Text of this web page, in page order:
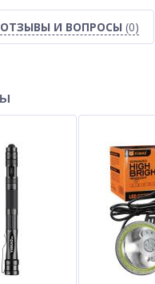
с
Велосипедная сумка
0858 треугольная под
$6.00
$5.50
ОТЗЫВЫ И ВОПРОСЫ (0)